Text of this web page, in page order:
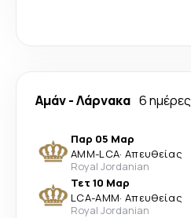
Αμάν-Λάρνακα 6 ημέρες
Παρ 05 Μαρ
AMM-LCA· Απευθείας
Royal Jordanian
Τετ 10 Μαρ
LCA-AMM· Απευθείας
Royal Jordanian